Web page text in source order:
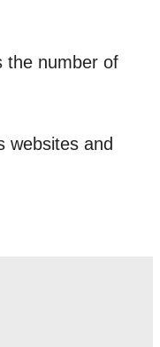
the number of
websites and